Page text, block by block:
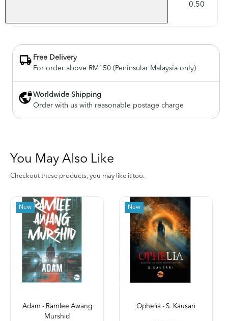
0.50
Free Delivery
For order above RM150 (Peninsular Malaysia only)
Worldwide Shipping
Order with us with reasonable postage charge
You May Also Like
Checkout these products, you may like it too.
New
Adam - Ramlee Awang
Murshid
New
Ophelia - S. Kausari